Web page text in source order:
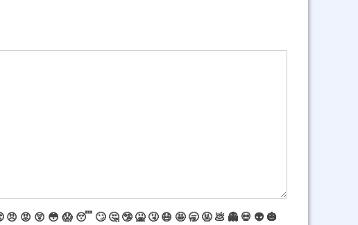
😠 😡 😲 😳 😱 😴 🙄 🤔 🤥 🤮 🤧 😷 🤩 🥱 🤬 💩 👻 💀 👽 🎃